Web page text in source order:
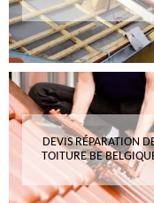
DEVIS RÉPARATION
TOITURE BE